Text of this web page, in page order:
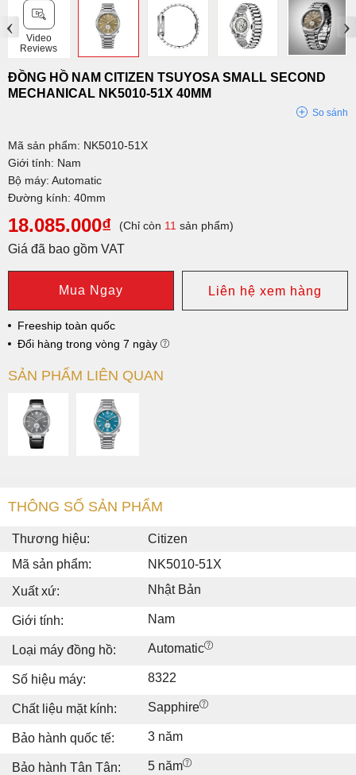
Video
Reviews
‹ ›
ĐỒNG HỒ NAM CITIZEN TSUYOSA SMALL SECOND
MECHANICAL NK5010-51X 40MM
So sánh
Mã sản phẩm: NK5010-51X
Giới tính: Nam
Bộ máy: Automatic
Đường kính: 40mm
18.085.000₫ (Chỉ còn 11 sản phẩm)
Giá đã bao gồm VAT
Mua Ngay Liên hệ xem hàng
Freeship toàn quốc
Đổi hàng trong vòng 7 ngày
SẢN PHẨM LIÊN QUAN
THÔNG SỐ SẢN PHẨM
Thương hiệu:
Citizen
Mã sản phẩm:
NK5010-51X
Xuất xứ:
Nhật Bản
Giới tính: Nam
Loại máy đồng hồ: Automatic
Số hiệu máy: 8322
Chất liệu mặt kính: Sapphire
Bảo hành quốc tế: 3 năm
Bảo hành Tân Tân: 5 năm